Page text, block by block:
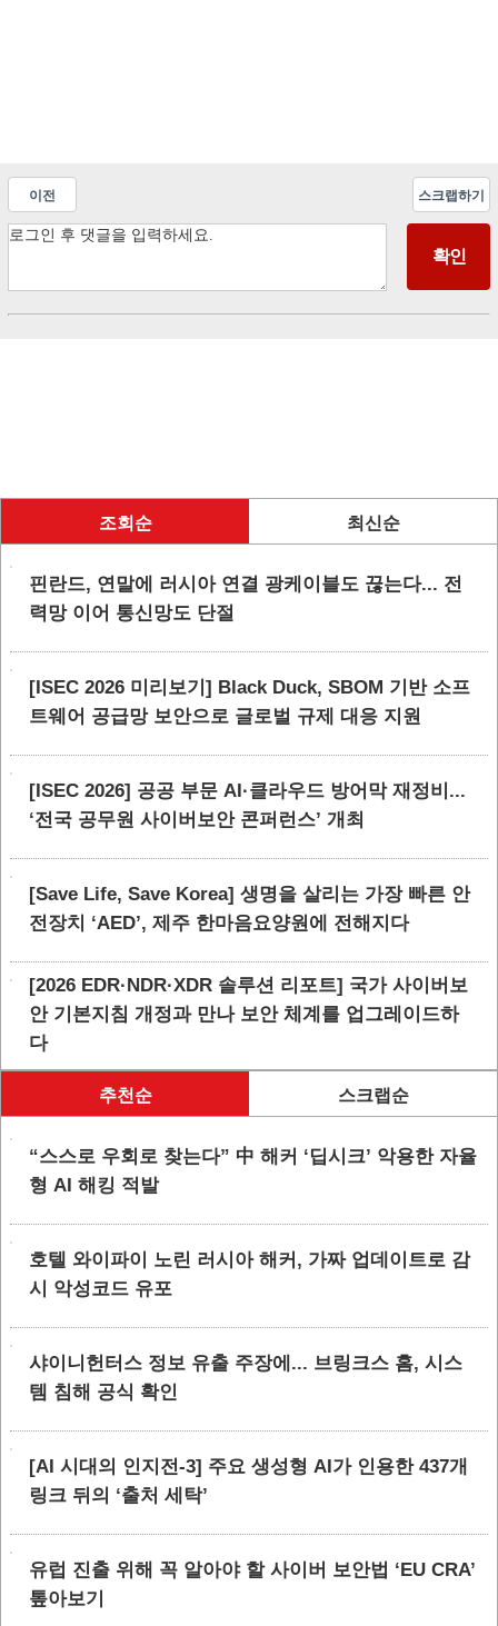
이전 스크랩하기
조회순 최신순
핀란드, 연말에 러시아 연결 광케이블도 끊는다... 전
력망 이어 통신망도 단절
[ISEC 2026 미리보기] Black Duck, SBOM 기반 소프
트웨어 공급망 보안으로 글로벌 규제 대응 지원
[ISEC 2026] 공공 부문 AI·클라우드 방어막 재정비...
‘전국 공무원 사이버보안 콘퍼런스’ 개최
[Save Life, Save Korea] 생명을 살리는 가장 빠른 안
전장치 ‘AED’, 제주 한마음요양원에 전해지다
[2026 EDR·NDR·XDR 솔루션 리포트] 국가 사이버보
안 기본지침 개정과 만나 보안 체계를 업그레이드하
다
추천순 스크랩순
“스스로 우회로 찾는다” 中 해커 ‘딥시크’ 악용한 자율
형 AI 해킹 적발
호텔 와이파이 노린 러시아 해커, 가짜 업데이트로 감
시 악성코드 유포
샤이니헌터스 정보 유출 주장에... 브링크스 홈, 시스
템 침해 공식 확인
[AI 시대의 인지전-3] 주요 생성형 AI가 인용한 437개
링크 뒤의 ‘출처 세탁’
유럽 진출 위해 꼭 알아야 할 사이버 보안법 ‘EU CRA’
톺아보기